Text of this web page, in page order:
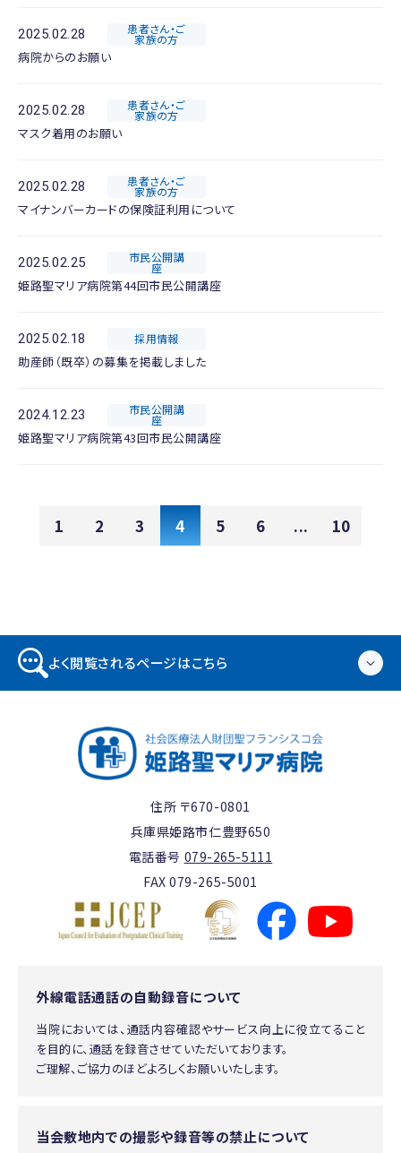
2025.02.28 患者さん・ご
家族の方
病院からのお願い
2025.02.28 患者さん・ご
家族の方
マスク着用のお願い
2025.02.28 患者さん・ご
家族の方
マイナンバーカードの保険証利用について
2025.02.25 市民公開講
座
姫路聖マリア病院第44回市民公開講座
2025.02.18 採用情報
助産師（既卒）の募集を掲載しました
2024.12.23 市民公開講
座
姫路聖マリア病院第43回市民公開講座
1 2 3 4 5 6 ... 10
よく閲覧されるページはこちら
住所 〒670-0801
兵庫県姫路市仁豊野650
電話番号 079-265-5111
FAX 079-265-5001
外線電話通話の自動録音について
当院においては、通話内容確認やサービス向上に役立てること
を目的に、通話を録音させていただいております。
ご理解、ご協力のほどよろしくお願いいたします。
当会敷地内での撮影や録音等の禁止について